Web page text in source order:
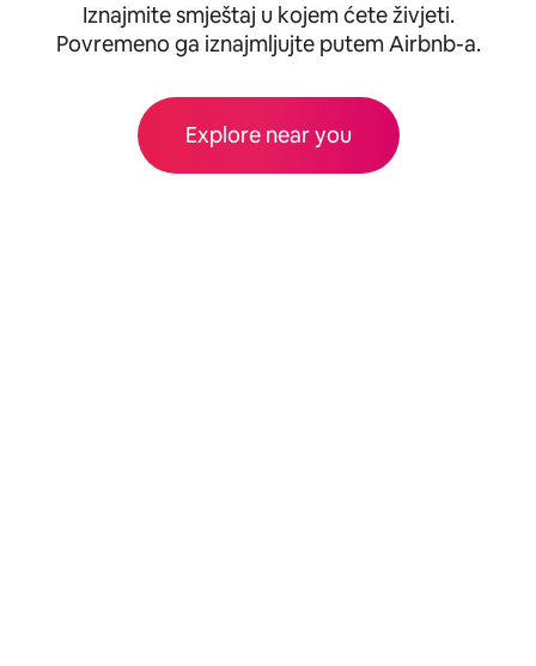
Iznajmite smještaj u kojem ćete živjeti.
Povremeno ga iznajmljujte putem Airbnb-a.
Explore near you